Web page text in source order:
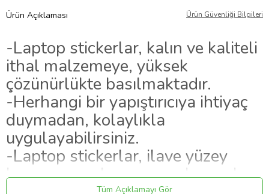
Ürün Açıklaması Ürün Güvenliği Bilgileri
-Laptop stickerlar, kalın ve kaliteli
ithal malzemeye, yüksek
çözünürlükte basılmaktadır.
-Herhangi bir yapıştırıcıya ihtiyaç
duymadan, kolaylıkla
uygulayabilirsiniz.
-Laptop stickerlar, ilave yüzey
koruyucu malzeme uygulanarak
Tüm Açıklamayı Gör